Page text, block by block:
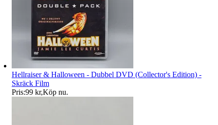
Hellraiser & Halloween - Dubbel DVD (Collector's Edition) -
Skräck Film
Pris:99 kr,Köp nu.